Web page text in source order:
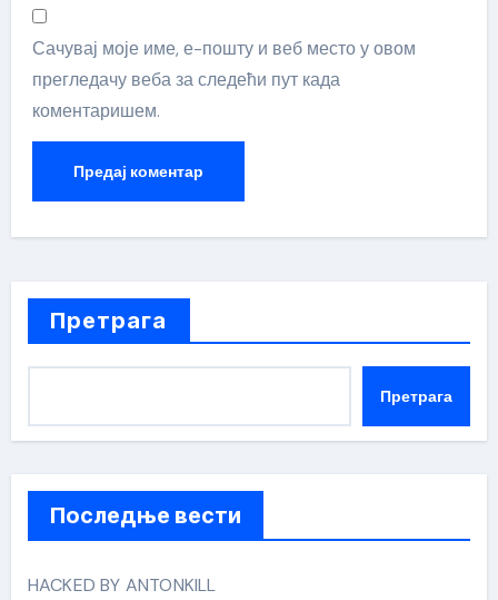
Сачувај моје име, е-пошту и веб место у овом
прегледачу веба за следећи пут када
коментаришем.
Претрага
Претрага
Последње вести
HACKED BY ANTONKILL